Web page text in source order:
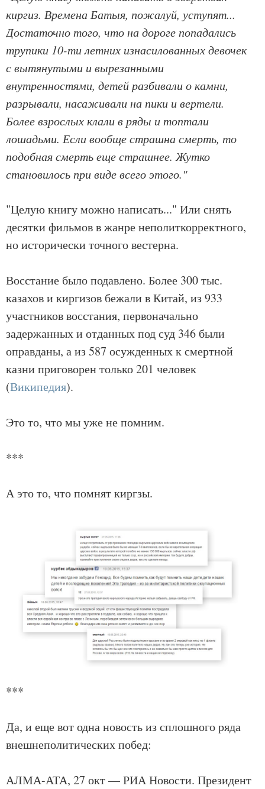
киргиз. Времена Батыя, пожалуй, уступят...
Достаточно того, что на дороге попадались
трупики 10-ти летних изнасилованных девочек
с вытянутыми и вырезанными
внутренностями, детей разбивали о камни,
разрывали, насаживали на пики и вертели.
Более взрослых клали в ряды и топтали
лошадьми. Если вообще страшна смерть, то
подобная смерть еще страшнее. Жутко
становилось при виде всего этого."
"Целую книгу можно написать..." Или снять
десятки фильмов в жанре неполиткорректного,
но исторически точного вестерна.
Восстание было подавлено. Более 300 тыс.
казахов и киргизов бежали в Китай, из 933
участников восстания, первоначально
задержанных и отданных под суд 346 были
оправданы, а из 587 осужденных к смертной
казни приговорен только 201 человек
(Википедия).
Это то, что мы уже не помним.
***
А это то, что помнят киргзы.
***
Да, и еще вот одна новость из сплошного ряда
внешнеполитических побед:
АЛМА-АТА, 27 окт — РИА Новости. Президент